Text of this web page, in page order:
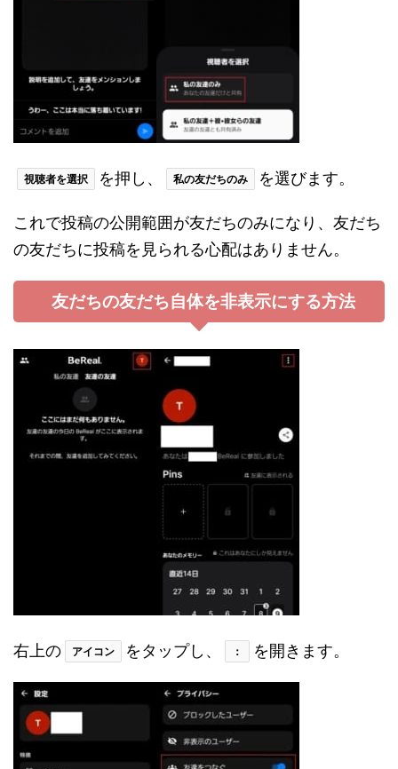
視聴者を選択 を押し、 私の友だちのみ を選びます。
これで投稿の公開範囲が友だちのみになり、友だち
の友だちに投稿を見られる心配はありません。
友だちの友だち自体を非表示にする方法
右上の アイコン をタップし、 ： を開きます。